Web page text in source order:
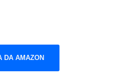
DA AMAZON